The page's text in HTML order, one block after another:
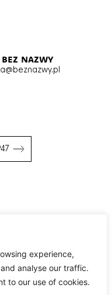
experience,
analyse our traffic.
to our use of cookies.